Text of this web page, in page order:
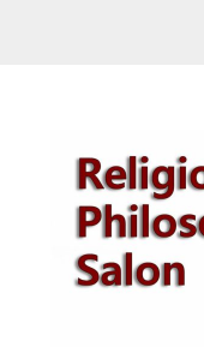
Inhalt
springen